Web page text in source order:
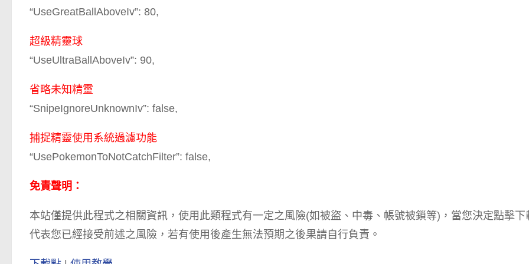
“UseGreatBallAboveIv”: 80,
超級精靈球
“UseUltraBallAboveIv”: 90,
省略未知精靈
“SnipeIgnoreUnknownIv”: false,
捕捉精靈使用系統過濾功能
“UsePokemonToNotCatchFilter”: false,
免責聲明：
本站僅提供此程式之相關資訊，使用此類程式有一定之風險(如被盜、中毒、帳號被鎖等)，當您決定點擊下
代表您已經接受前述之風險，若有使用後產生無法預期之後果請自行負責。